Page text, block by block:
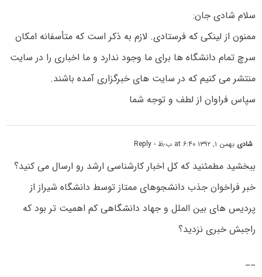
سلام شادی جان:
ممنون از لینکی که فرستادی. لازم به ذکر است که متأسفانه امکان
سرچ تمام دانشگاه ها برای ما وجود ندارد و ما اخباری را در سایت
منتشر می کنیم که در سایت های خبرگزاری آمده باشند.
سپاس فراوان از لطف و توجه شما
شادی بهمن ۱, ۱۳۹۲ at ۶:۴۰ ب٫ظ - Reply
ببخشید مطمئنید که کل اخبار کارشناسی ارشد رو ارسال می کنید؟
خبر فراخوان جذب دانشجوهای ممتاز توسط دانشگاه شیراز از
پردیس های بین الملل و جهاد دانشگاهی کم اهمیت تر بود که
راجبش خبری نزدید؟
__